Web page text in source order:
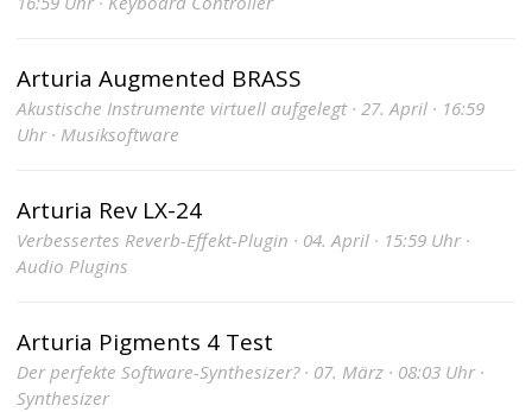
Arturia Augmented BRASS
Akustische Instrumente virtuell aufgelegt · 27. April · 16:59
Uhr · Musiksoftware
Arturia Rev LX-24
Verbessertes Reverb-Effekt-Plugin · 04. April · 15:59 Uhr ·
Audio Plugins
Arturia Pigments 4 Test
Der perfekte Software-Synthesizer? · 07. März · 08:03 Uhr ·
Synthesizer